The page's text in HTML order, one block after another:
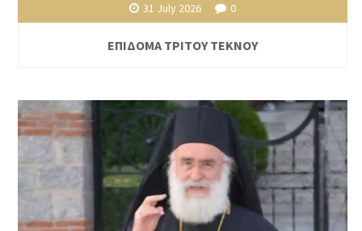
31 July 2026 0
ΕΠΙΔΟΜΑ ΤΡΙΤΟΥ ΤΕΚΝΟΥ